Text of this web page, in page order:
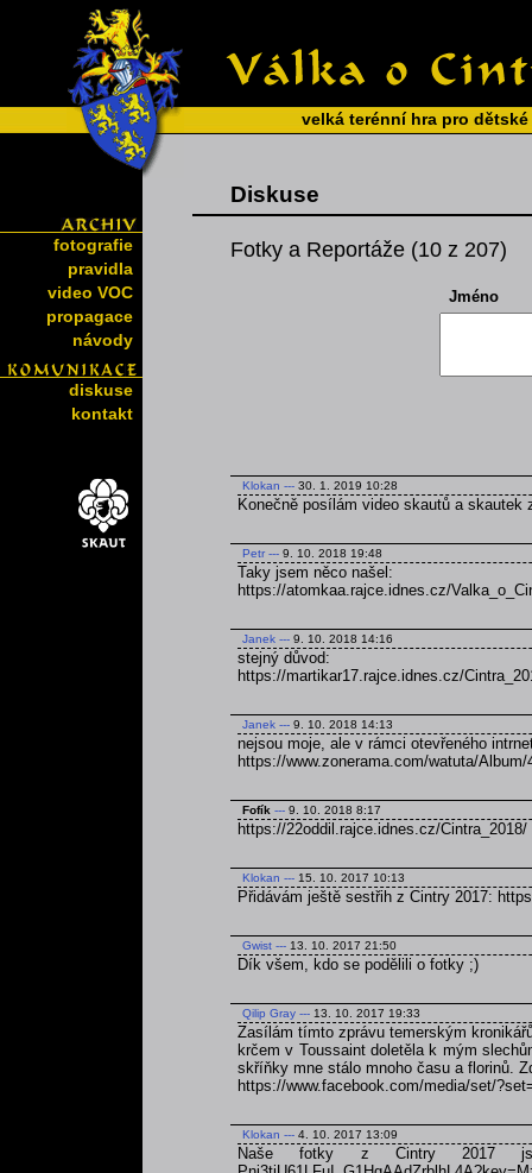
velká terénní hra pro
fotografie
pravidla
video VOC
propagace
návody
diskuse
kontakt
Diskuse
Fotky a Reportáže (10 z 207)
Jméno
Klokan --- 30. 1. 2019 10:28
Konečně posílám video skautů a skautek
Petr --- 9. 10. 2018 19:48
Taky jsem něco našel:
https://atomkaa.rajce.idnes.cz/
Janek --- 9. 10. 2018 14:16
stejný důvod:
https://martikar17.rajce.idnes.cz/
Janek --- 9. 10. 2018 14:13
nejsou moje, ale v rámci otevřeného
https://www.zonerama.com/watuta/
Fofík --- 9. 10. 2018 8:17
https://22oddil.rajce.idnes.cz/Cintra_2018/
Klokan --- 15. 10. 2017 10:13
Přidávám ještě sestřih z Cintry 2017:
Gwist --- 13. 10. 2017 21:50
Dík všem, kdo se podělili o fotky ;)
Qilip Gray --- 13. 10. 2017 19:33
Zasílám tímto zprávu temerským
krčem v Toussaint doletěla k mým
skříňky mne stálo mnoho času a florinů.
https://www.facebook.com/media/set/
Klokan --- 4. 10. 2017 13:09
Naše fotky z Cintry 2017 jsou zde: